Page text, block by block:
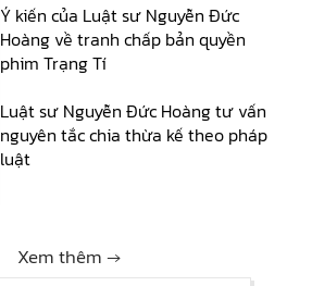
Ý kiến của Luật sư Nguyễn Đức
Hoàng về tranh chấp bản quyền
phim Trạng Tí
Luật sư Nguyễn Đức Hoàng tư vấn
nguyên tắc chia thừa kế theo pháp
luật
Xem thêm →